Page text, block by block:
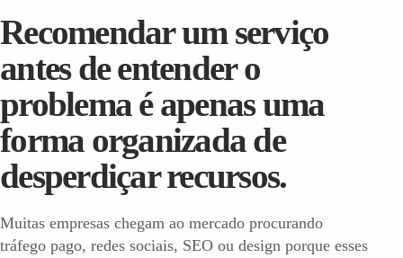
Recomendar um serviço
antes de entender o
problema é apenas uma
forma organizada de
desperdiçar recursos.
Muitas empresas chegam ao mercado procurando
tráfego pago, redes sociais, SEO ou design porque esses